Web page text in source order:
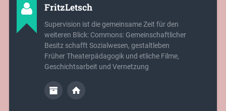
FritzLetsch
Supervision ist die gemeinsame Zeit für den
weiteren Blick: Commons: Gemeinschaftlicher
Besitz schafft Sozialwesen, gestaltleben
Früher Theaterpädagogik und etliche Filme,
Geschichtsarbeit und Vernetzung